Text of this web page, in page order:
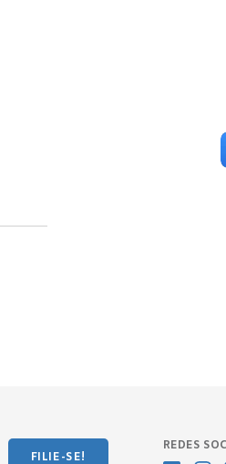
FILIE-SE!
REDES